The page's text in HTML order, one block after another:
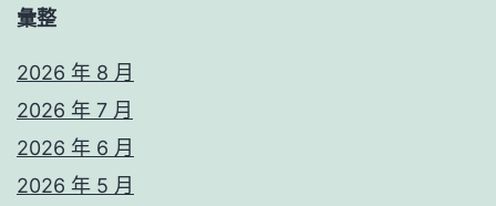
彙整
2026 年 8 月
2026 年 7 月
2026 年 6 月
2026 年 5 月